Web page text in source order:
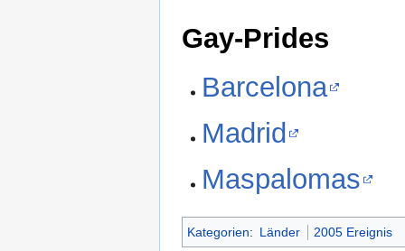
Gay-Prides
Barcelona
Madrid
Maspalomas
Kategorien: Länder 2005 Ereignis